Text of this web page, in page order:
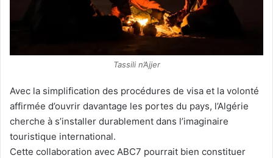
Tassili n’Ajjer
Avec la simplification des procédures de visa et la volonté
affirmée d’ouvrir davantage les portes du pays, l’Algérie
cherche à s’installer durablement dans l’imaginaire
touristique international.
Cette collaboration avec ABC7 pourrait bien constituer